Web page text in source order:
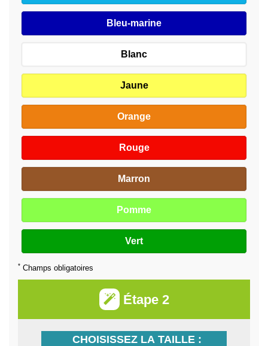
Bleu-marine
Blanc
Jaune
Orange
Rouge
Marron
Pomme
Vert
* Champs obligatoires
Étape 2
CHOISISSEZ LA TAILLE :